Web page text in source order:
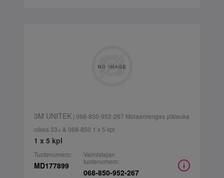
3M UNITEK| 068-850-952-267 Molaarirengas yläleuka
oikea 33+ & 068-850 1 x 5 kpl
1 x 5 kpl
Tuotenumero:
MD177899
Valmistajan
tuotenumero:
068-850-952-267